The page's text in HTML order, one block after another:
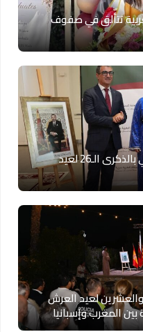
تتألق في صفوف
القنصلية المغربية بمورسيا تحتفي بالذكرى الـ26 لعيد
لعيد العرش
بين المغرب وإسبانيا